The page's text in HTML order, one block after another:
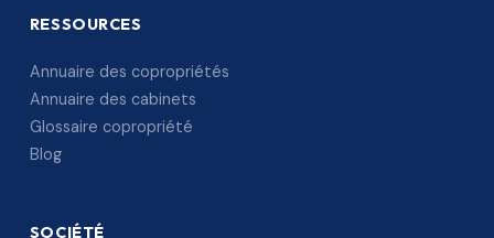
RESSOURCES
Annuaire des copropriétés
Annuaire des cabinets
Glossaire copropriété
Blog
SOCIÉTÉ